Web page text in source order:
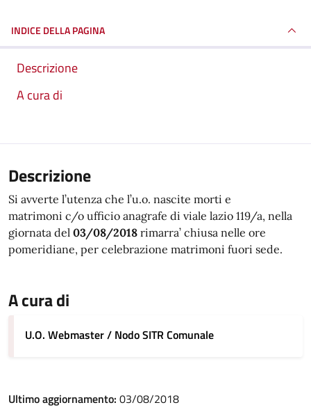
INDICE DELLA PAGINA
Descrizione
A cura di
Descrizione
Si avverte l’utenza che l’u.o. nascite morti e
matrimoni c/o ufficio anagrafe di viale lazio 119/a, nella
giornata del 03/08/2018 rimarra’ chiusa nelle ore
pomeridiane, per celebrazione matrimoni fuori sede.
A cura di
U.O. Webmaster / Nodo SITR Comunale
Ultimo aggiornamento: 03/08/2018